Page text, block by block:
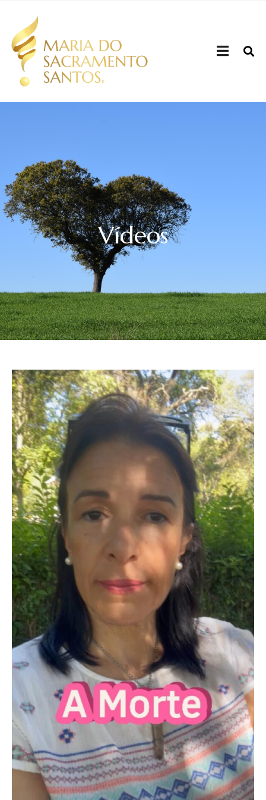
Vídeos
Quem sou
Sou mulher, mãe, filha, irmã, tia, cunhada, amiga,
colega, uma humana.
Corria o ano de 1970 quando nasci, fruto de um Amor
de uma alfacinha com um laurentino, em
Moçambique. Com 4 anos vim para a metrópole e
iniciou-se uma nova fase para toda a família, à
semelhança de tantas outras famílias. Iniciei o
ensino primário em Lisboa e o ciclo já em Elvas,
cidade onde resido até ao momento.
A licenciatura em Relações Públicas e Publicidade
fez-me voltar por uns anos a Lisboa, e seguidamente
voltei a Moçambique para uma experiência de ano e
meio a viver fora, lecionando e trabalhando numa
agência de publicidade em Maputo.
Regressei a Portugal ano e meio depois, e a Vida
trouxe novos caminhos e aprendizagens, casei, fui